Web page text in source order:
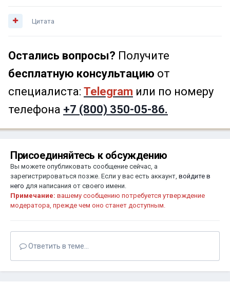
Цитата
Остались вопросы? Получите
бесплатную консультацию от
специалиста: Telegram или по номеру
телефона +7 (800) 350-05-86.
Присоединяйтесь к обсуждению
Вы можете опубликовать сообщение сейчас, а
зарегистрироваться позже. Если у вас есть аккаунт, войдите в
него для написания от своего имени.
Примечание: вашему сообщению потребуется утверждение
модератора, прежде чем оно станет доступным.
Ответить в теме...